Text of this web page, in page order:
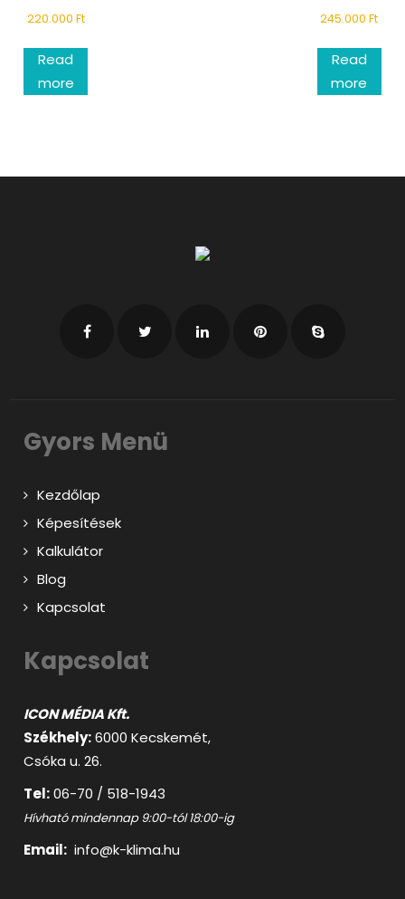
220.000 Ft
Read
more
245.000Ft
Read
more
Gyors Menü
Kezdőlap
Képesítések
Kalkulátor
Blog
Kapcsolat
Kapcsolat
ICON MÉDIA Kft.
Székhely:6000 Kecskemét,
Csóka u. 26.
Tel:06-70 / 518-1943
Hívható mindennap 9:00-tól 18:00-ig
Email: info@k-klima.hu